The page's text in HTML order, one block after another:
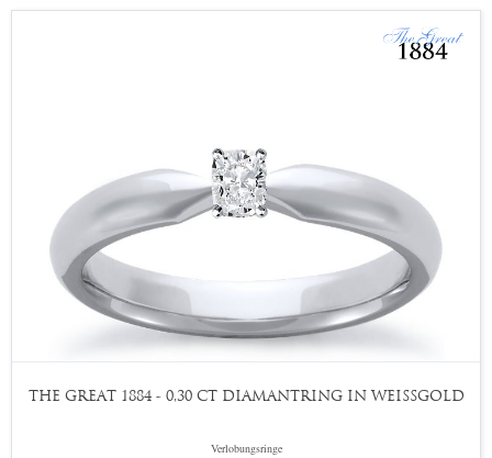
THE GREAT 1884 - 0,30 CT DIAMANTRING IN WEISSGOLD
Verlobungsringe